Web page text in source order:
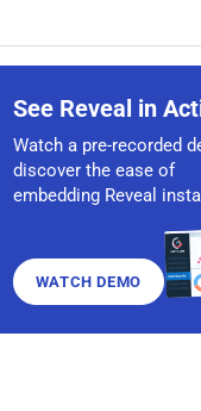
See Reveal in
Watch a pre-recorded
discover the ease of
embedding Reveal
WATCH DEMO